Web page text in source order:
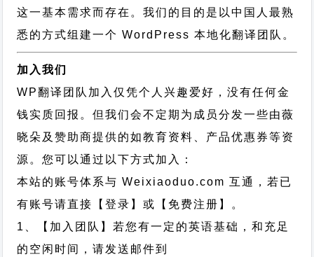
这一基本需求而存在。我们的目的是以中国人最熟
悉的方式组建一个 WordPress 本地化翻译团队。
加入我们
WP翻译团队加入仅凭个人兴趣爱好，没有任何金
钱实质回报。但我们会不定期为成员分发一些由薇
晓朵及赞助商提供的如教育资料、产品优惠券等资
源。您可以通过以下方式加入：
本站的账号体系与Weixiaoduo.com 互通，若已
有账号请直接【登录】或【免费注册】。
1、【加入团队】若您有一定的英语基础，和充足
的空闲时间，请发送邮件到